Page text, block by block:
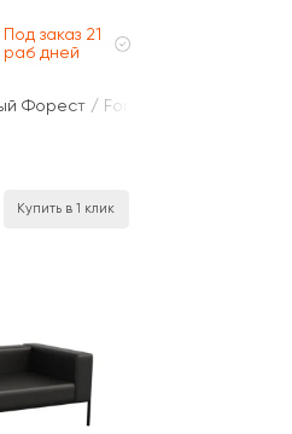
Под заказ 21
раб дней
Форест / Forest
Купить в 1 клик